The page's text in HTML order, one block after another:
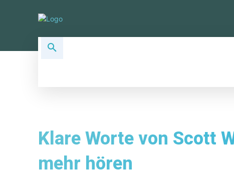
Klare Worte von Scott
mehr hören